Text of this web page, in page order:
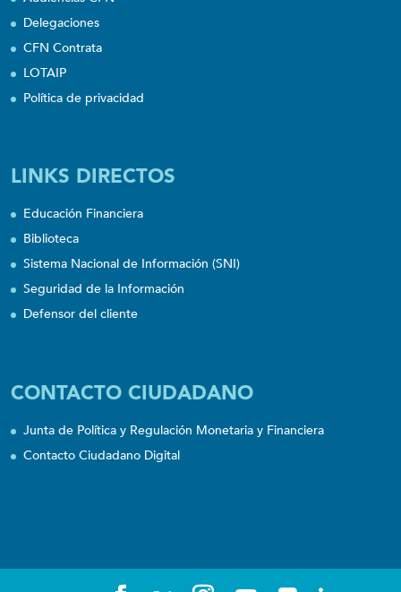
Delegaciones
CFN Contrata
LOTAIP
Política de privacidad
LINKS DIRECTOS
Educación Financiera
Biblioteca
Sistema Nacional de Información (SNI)
Seguridad de la Información
Defensor del cliente
CONTACTO CIUDADANO
Junta de Política y Regulación Monetaria y Financiera
Contacto Ciudadano Digital